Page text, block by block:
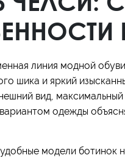
линия модной
шика и яркий
вид,
одежды
модели ботинок